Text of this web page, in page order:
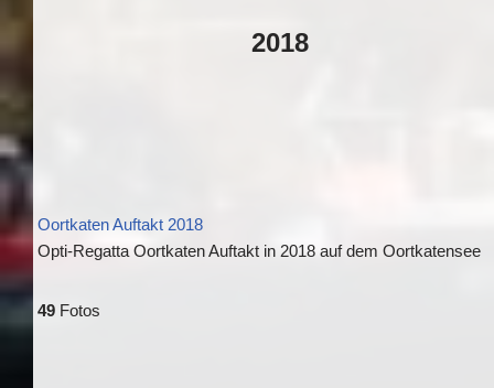
2018
Oortkaten Auftakt 2018
Opti-Regatta Oortkaten Auftakt in 2018 auf dem Oortkatensee
49 Fotos